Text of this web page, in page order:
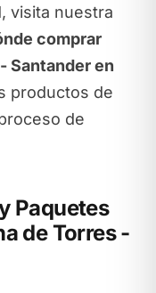
visita nuestra
comprar
Santander en
productos de
de
Paquetes
de Torres -